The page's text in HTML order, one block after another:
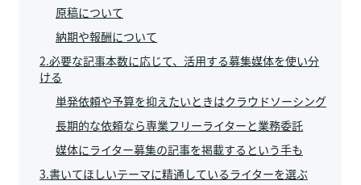
原稿について
納期や報酬について
2.必要な記事本数に応じて、活用する募集媒体を使い分
ける
単発依頼や予算を抑えたいときはクラウドソーシング
長期的な依頼なら専業フリーライターと業務委託
媒体にライター募集の記事を掲載するという手も
3.書いてほしいテーマに精通しているライターを選ぶ